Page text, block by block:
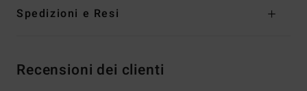
Spedizioni e Resi
Recensioni dei clienti